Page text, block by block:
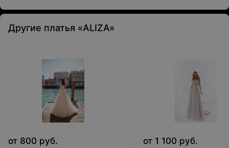
Другие платья «ALIZA»
от 800 руб. от 1 100 руб.